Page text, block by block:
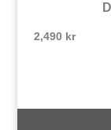
2,490 kr